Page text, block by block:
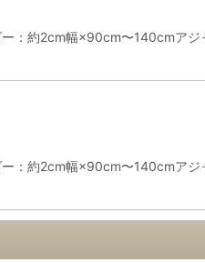
：約2cm幅×90cm〜140cmアジ
：約2cm幅×90cm〜140cmアジ